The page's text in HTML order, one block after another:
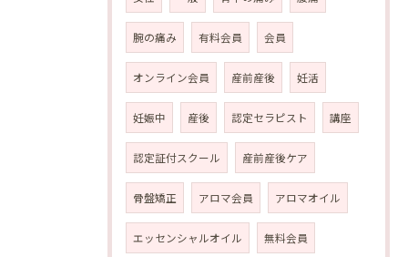
腕の痛み 有料会員 会員
オンライン会員 産前産後 妊活
妊娠中 産後 認定セラピスト 講座
認定証付スクール 産前産後ケア
骨盤矯正 アロマ会員 アロマオイル
エッセンシャルオイル 無料会員